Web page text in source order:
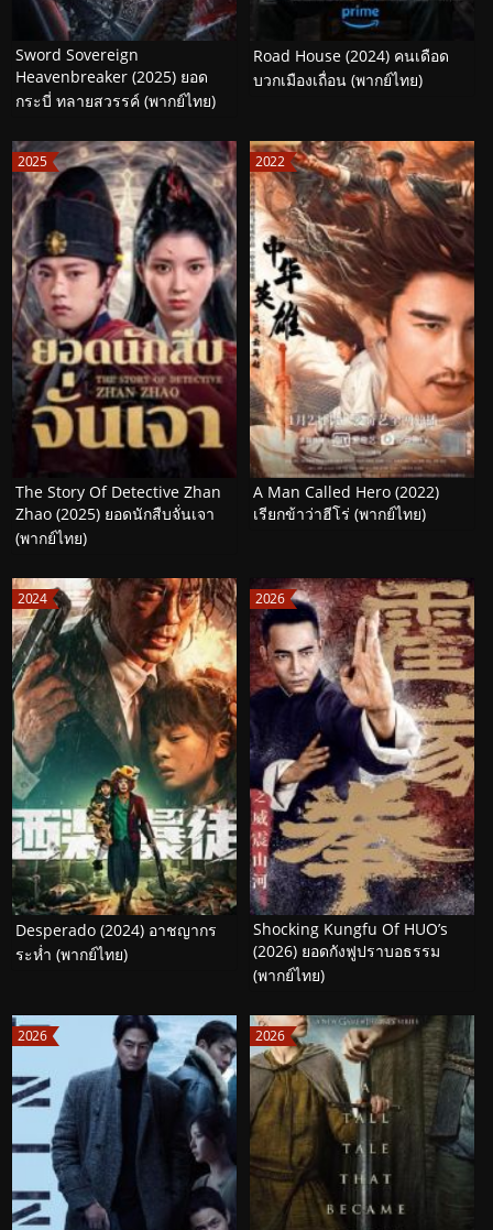
Sword Sovereign
Heavenbreaker (2025) ยอด
กระบี่ ทลายสวรรค์ (พากย์ไทย)
Road House (2024) คนเดือด
บวกเมืองเถื่อน (พากย์ไทย)
2025
The Story Of Detective Zhan
Zhao (2025) ยอดนักสืบจั่นเจา
(พากย์ไทย)
2022
A Man Called Hero (2022)
เรียกข้าว่าฮีโร่ (พากย์ไทย)
2024
Desperado (2024) อาชญากร
ระห่ำ (พากย์ไทย)
2026
Shocking Kungfu Of HUO’s
(2026) ยอดกังฟูปราบอธรรม
(พากย์ไทย)
2026 2026